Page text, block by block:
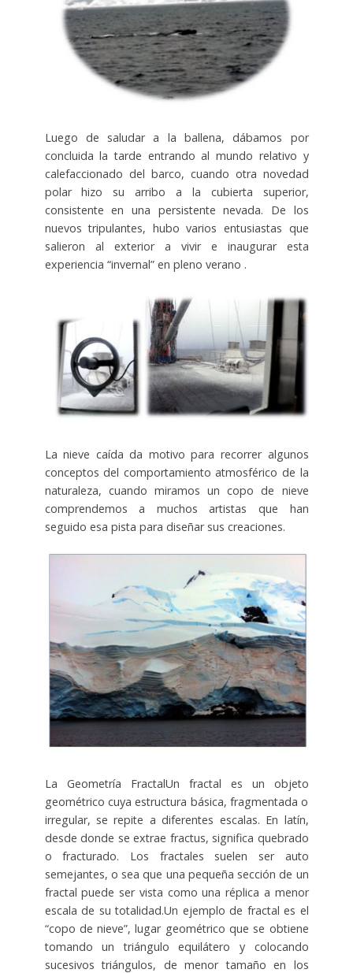
Luego de saludar a la ballena, dábamos por
concluida la tarde entrando al mundo relativo y
calefaccionado del barco, cuando otra novedad
polar hizo su arribo a la cubierta superior,
consistente en una persistente nevada. De los
nuevos tripulantes, hubo varios entusiastas que
salieron al exterior a vivir e inaugurar esta
experiencia “invernal” en pleno verano .
La nieve caída da motivo para recorrer algunos
conceptos del comportamiento atmosférico de la
naturaleza, cuando miramos un copo de nieve
comprendemos a muchos artistas que han
seguido esa pista para diseñar sus creaciones.
La Geometría FractalUn fractal es un objeto
geométrico cuya estructura básica, fragmentada o
irregular, se repite a diferentes escalas. En latín,
desde donde se extrae fractus, significa quebrado
o fracturado. Los fractales suelen ser auto
semejantes, o sea que una pequeña sección de un
fractal puede ser vista como una réplica a menor
escala de su totalidad.Un ejemplo de fractal es el
“copo de nieve”, lugar geométrico que se obtiene
tomando un triángulo equilátero y colocando
sucesivos triángulos, de menor tamaño en los